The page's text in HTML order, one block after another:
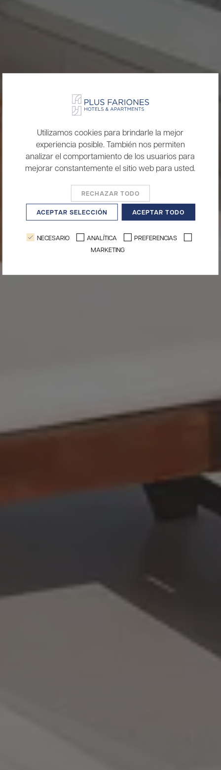
Utilizamos cookies para brindarle la mejor
experiencia posible. También nos permiten
analizar el comportamiento de los usuarios para
mejorar constantemente el sitio web para usted.
RECHAZAR TODO
ACEPTAR SELECCIÓN ACEPTAR TODO
NECESARIO ANALÍTICA
PREFERENCIAS
MARKETING